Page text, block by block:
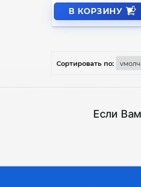
В КОРЗИНУ
Сортировать по:
Если